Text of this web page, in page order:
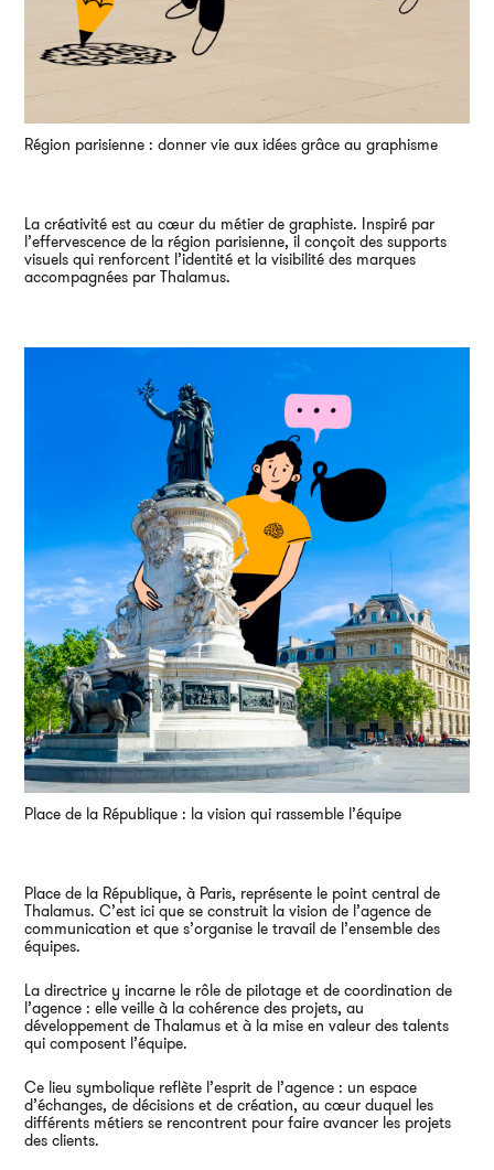
Région parisienne : donner vie aux idées grâce au graphisme
La créativité est au cœur du métier de graphiste. Inspiré par
l’effervescence de la région parisienne, il conçoit des supports
visuels qui renforcent l’identité et la visibilité des marques
accompagnées par Thalamus.
Place de la République : la vision qui rassemble l’équipe
Place de la République, à Paris, représente le point central de
Thalamus. C’est ici que se construit la vision de l’agence de
communication et que s’organise le travail de l’ensemble des
équipes.
La directrice y incarne le rôle de pilotage et de coordination de
l’agence : elle veille à la cohérence des projets, au
développement de Thalamus et à la mise en valeur des talents
qui composent l’équipe.
Ce lieu symbolique reflète l’esprit de l’agence : un espace
d’échanges, de décisions et de création, au cœur duquel les
différents métiers se rencontrent pour faire avancer les projets
des clients.